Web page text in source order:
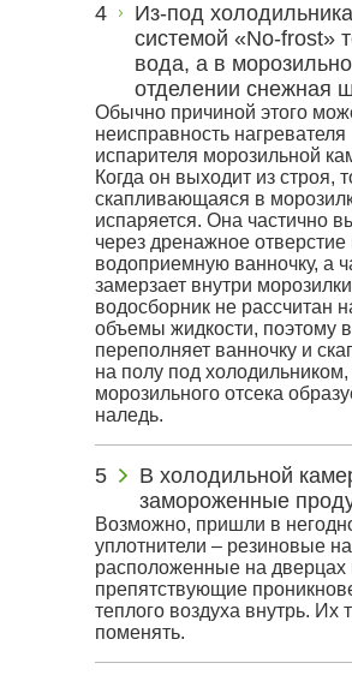
Из-под
системой «No-frost»
вода, а в
отделении снежная
Обычно причиной этого
неисправность нагревателя
испарителя морозильной
Когда он выходит из строя,
скапливающаяся в
испаряется. Она частично
через дренажное отверстие
водоприемную ванночку, а
замерзает внутри
водосборник не рассчитан
объемы жидкости, поэтому
переполняет ванночку и
на полу под холодильником,
морозильного отсека
наледь.
В холодильной
замороженные
Возможно, пришли в
уплотнители – резиновые
расположенные на дверцах
препятствующие
теплого воздуха внутрь. Их
поменять.